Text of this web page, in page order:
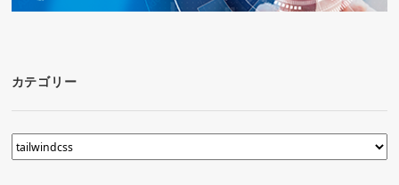
カテゴリー
カ
テ